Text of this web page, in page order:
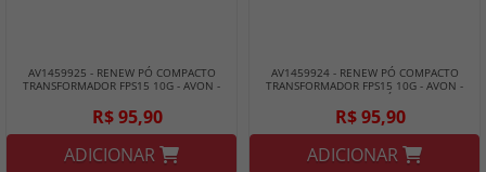
AV1459925 - RENEW PÓ COMPACTO
TRANSFORMADOR FPS15 10G - AVON -
R$ 95,90
ADICIONAR
AV1459924 - RENEW PÓ COMPACTO
TRANSFORMADOR FPS15 10G - AVON -
CASTANHO MÉDIO
R$ 95,90
ADICIONAR